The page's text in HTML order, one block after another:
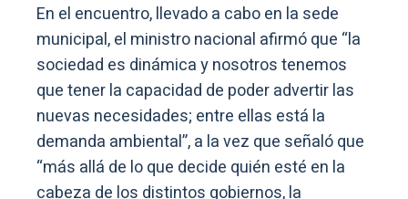
En el encuentro, llevado a cabo en la sede
municipal, el ministro nacional afirmó que “la
sociedad es dinámica y nosotros tenemos
que tener la capacidad de poder advertir las
nuevas necesidades; entre ellas está la
demanda ambiental”, a la vez que señaló que
“más allá de lo que decide quién esté en la
cabeza de los distintos gobiernos, la